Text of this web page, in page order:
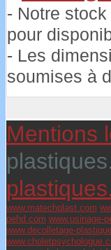
- Notre
pour
- Les
soumises à
Mentions
www.matechplast.com
pehd.com www.usinage-
www.decolletage-